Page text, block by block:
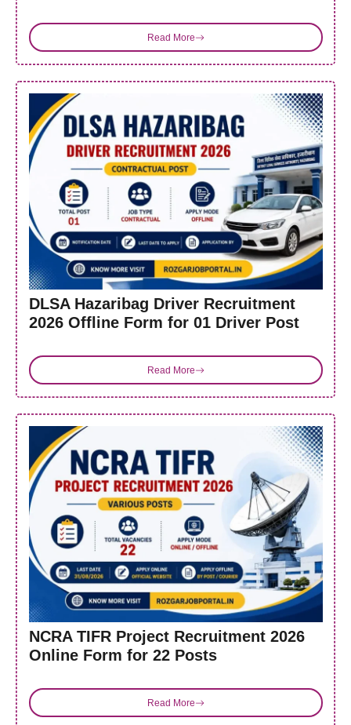
Read More
DLSA Hazaribag Driver Recruitment
2026 Offline Form for 01 Driver Post
Read More
NCRA TIFR Project Recruitment 2026
Online Form for 22 Posts
Read More